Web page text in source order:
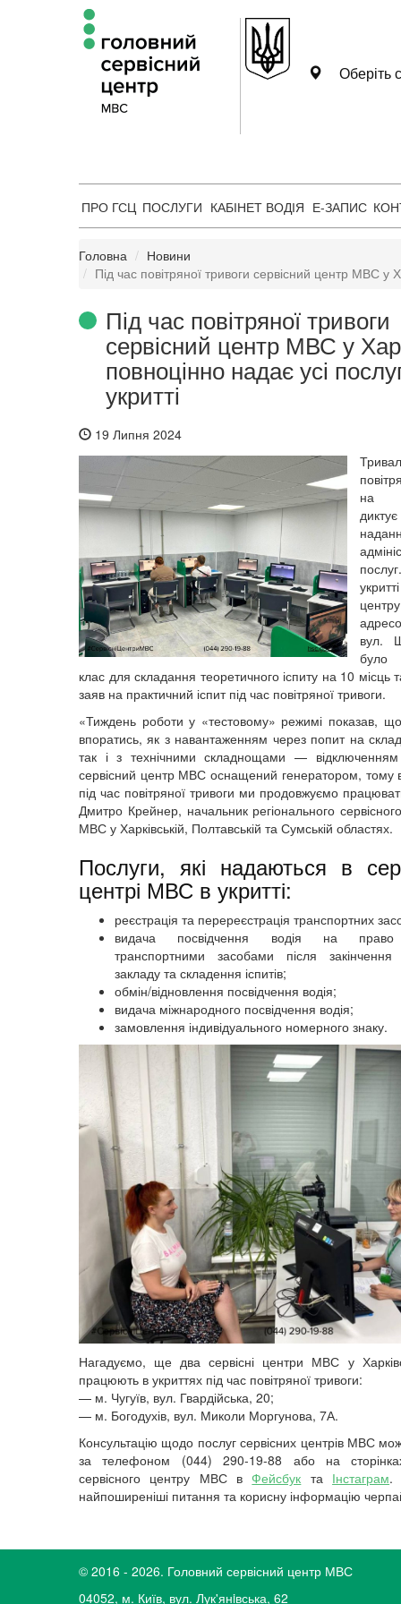
Оберіть
ПРО ГСЦ ПОСЛУГИ КАБІНЕТ ВОДІЯ Е-ЗАПИС
Головна
Новини
Під час повітряної тривоги сервісний центр МВС у
Під час повітряної тривоги
сервісний центр МВС у
повноцінно надає усі
укритті
19 Липня 2024
на
вул.
було
клас для складання теоретичного іспиту на 10 місць
заяв на практичний іспит під час повітряної тривоги.
«Тиждень роботи у «тестовому» режимі показав,
впоратись, як з навантаженням через попит на
так і з технічними складнощами —
сервісний центр МВС оснащений генератором, тому
під час повітряної тривоги ми продовжуємо
Дмитро Крейнер, начальник регіонального
МВС у Харківській, Полтавській та Сумській областях.
Послуги, які надаються в
центрі МВС в укритті:
реєстрація та перереєстрація транспортних
видача посвідчення водія на право
транспортними засобами після закінчення
закладу та складення іспитів;
обмін/відновлення посвідчення водія;
видача міжнародного посвідчення водія;
замовлення індивідуального номерного знаку.
Нагадуємо, ще два сервісні центри МВС у
працюють в укриттях під час повітряної тривоги:
— м. Чугуїв, вул. Гвардійська, 20;
— м. Богодухів, вул. Миколи Моргунова, 7А.
Консультацію щодо послуг сервісних центрів МВС
за телефоном (044) 290-19-88 або на
сервісного центру МВС вФейсбук та Інстаграм.
найпоширеніші питання та корисну інформацію
© 2016 - 2026. Головний сервісний центр МВС
04052, м. Київ, вул. Лук'янiвська, 62